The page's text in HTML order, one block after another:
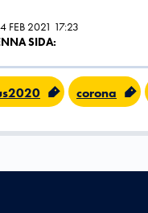
4 FEB 2021 17:23
SIDA:
corona